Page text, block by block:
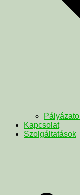
Kapcsolat
Szolgáltatások